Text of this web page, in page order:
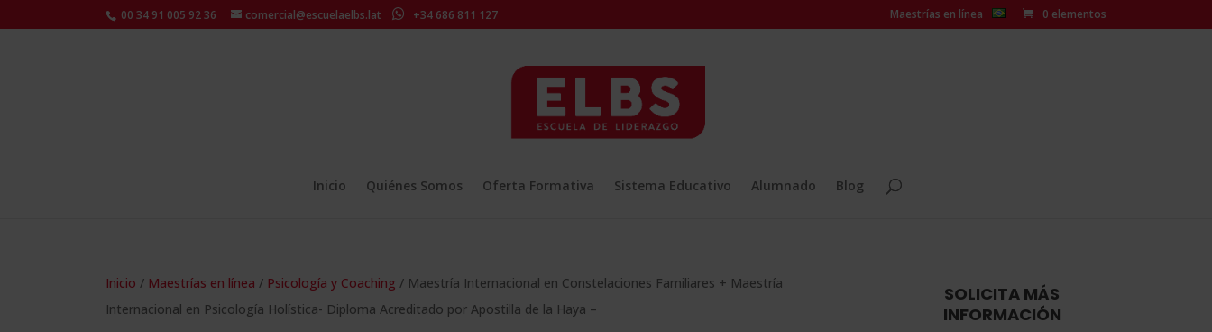
00 34 91 005 92 36 comercial@escuelaelbs.lat +34 686 811 127 Maestrías en línea 0 elementos
Inicio Quiénes Somos Oferta Formativa Sistema Educativo Alumnado Blog
Inicio / Maestrías en línea / Psicología y Coaching / Maestría Internacional en Constelaciones Familiares + Maestría
Internacional en Psicología Holística- Diploma Acreditado por Apostilla de la Haya –
SOLICITA MÁS
INFORMACIÓN